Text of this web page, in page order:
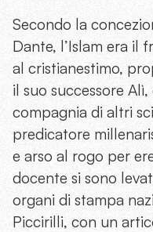
Secondo la
Dante, l’Islam era il
al cristianestimo,
il suo successore
compagnia di altri
predicatore
e arso al rogo per
docente si sono
organi di stampa
Piccirilli, con un